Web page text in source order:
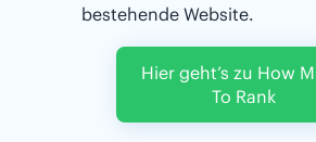
bestehende Website.
Hier geht’s zu How
To Rank